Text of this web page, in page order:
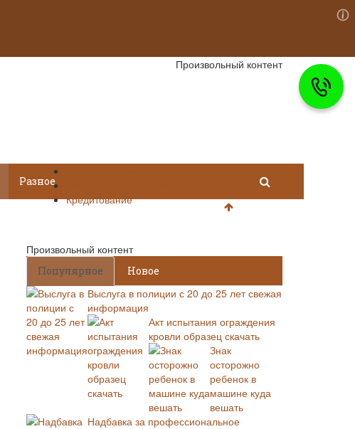
Произвольный контент
Разное
Кредитование
Произвольный контент
Популярное Новое
Выслуга в полиции с 20 до 25 лет свежая
информация
Акт испытания ограждения
кровли образец скачать
Знак
осторожно
ребенок в
машине куда
вешать
Надбавка за профессиональное